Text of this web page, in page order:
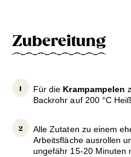
Zubereitung
Für die Krampampelen
Backrohr auf 200 °C
Alle Zutaten zu einem
Arbeitsfläche ausrollen
ungefähr 15-20 Minuten